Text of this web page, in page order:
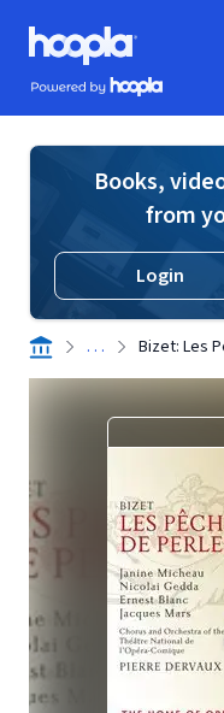
Skip to main content
Hoopla logo
Powered by Hoopla
Books,
from
Login
. . . Bizet: Les